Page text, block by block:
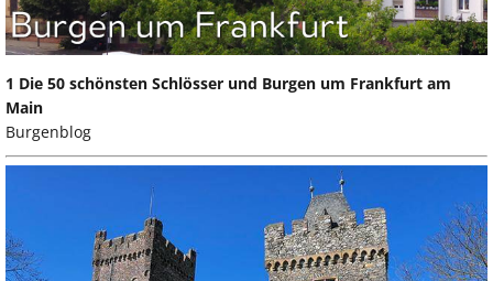
1 Die 50 schönsten Schlösser und Burgen um Frankfurt am
Main
Burgenblog